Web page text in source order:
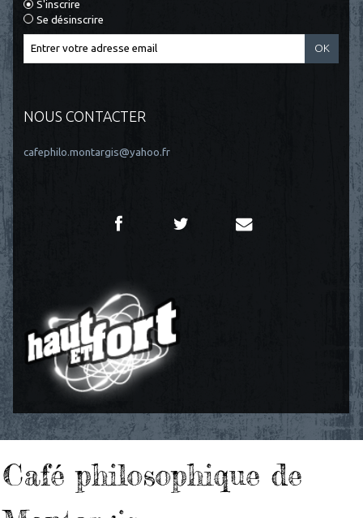
S'inscrire
Se désinscrire
NOUS CONTACTER
cafephilo.montargis@yahoo.fr
Café philosophique de